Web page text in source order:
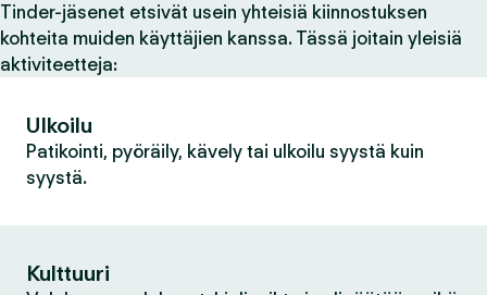
Tinder-jäsenet etsivät usein yhteisiä kiinnostuksen
kohteita muiden käyttäjien kanssa. Tässä joitain yleisiä
aktiviteetteja:
Ulkoilu
Patikointi, pyöräily, kävely tai ulkoilu syystä kuin
syystä.
Kulttuuri